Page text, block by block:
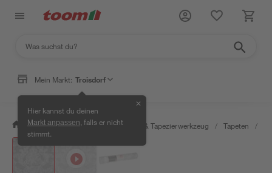
Mein Markt: Troisdorf
Hier kannst du deinen
Markt anpassen , falls er nicht
stimmt.
✕
/ Wohnen & Haushalt / Tapeten & Tapezierwerkzeug / Tapeten /